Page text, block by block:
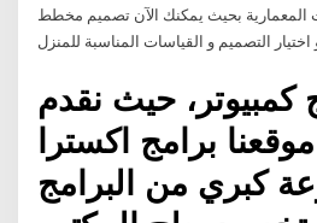
المعمارية بحيث يمكنك الآن تصميم مخطط
التصميم و القياسات المناسبة للمنزل
كمبيوتر، حيث نقدم
برامج اكسترا
كبري من البرامج